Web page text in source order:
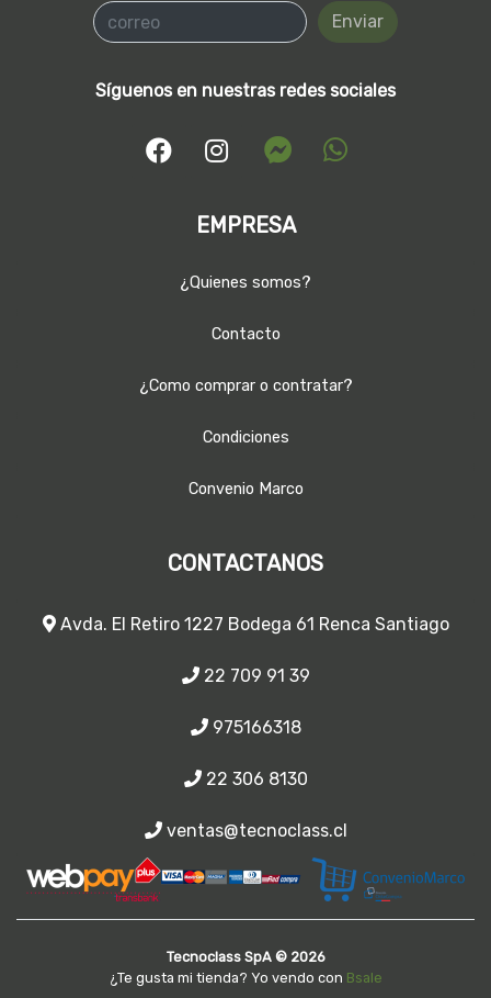
Enviar
Síguenos en nuestras redes sociales
EMPRESA
¿Quienes somos?
Contacto
¿Como comprar o contratar?
Condiciones
Convenio Marco
CONTACTANOS
Avda. El Retiro 1227 Bodega 61 Renca Santiago
22 709 91 39
975166318
22 306 8130
ventas@tecnoclass.cl
Tecnoclass SpA © 2026
¿Te gusta mi tienda? Yo vendo con Bsale